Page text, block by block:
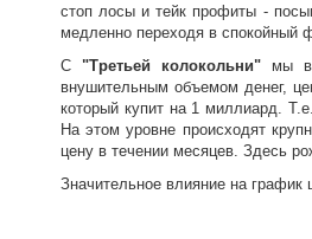
стоп лосы и тейк профиты -
медленно переходя в спокойный
С"Третьей колокольни" мы
внушительным объемом денег,
который купит на 1 миллиард.
На этом уровне происходят
цену в течении месяцев. Здесь
Значительное влияние на график